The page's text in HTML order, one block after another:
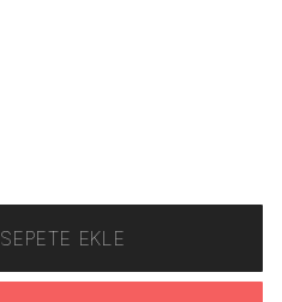
SEPETE EKLE